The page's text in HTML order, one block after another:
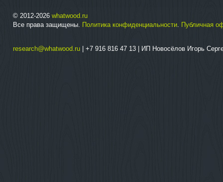
© 2012-2026 whatwood.ru
Все права защищены. Политика конфиденциальности. Публичная
research@whatwood.ru | +7 916 816 47 13 | ИП Новосёлов Игорь